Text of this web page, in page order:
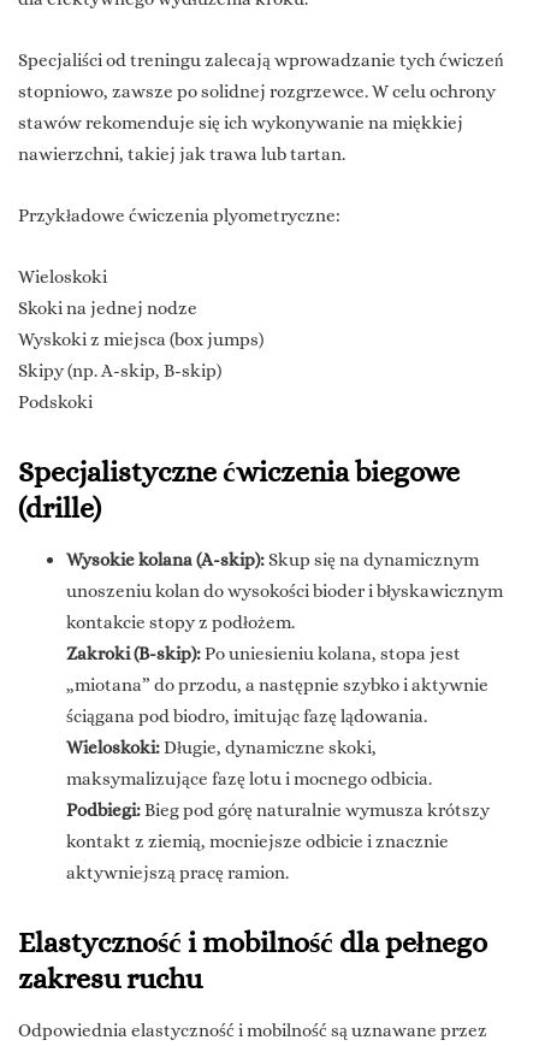
Specjaliści od treningu zalecają wprowadzanie tych ćwiczeń
stopniowo, zawsze po solidnej rozgrzewce. W celu ochrony
stawów rekomenduje się ich wykonywanie na miękkiej
nawierzchni, takiej jak trawa lub tartan.
Przykładowe ćwiczenia plyometryczne:
Wieloskoki
Skoki na jednej nodze
Wyskoki z miejsca (box jumps)
Skipy (np. A-skip, B-skip)
Podskoki
Specjalistyczne ćwiczenia biegowe
(drille)
Wysokie kolana (A-skip):Skup się na dynamicznym
unoszeniu kolan do wysokości bioder i błyskawicznym
kontakcie stopy z podłożem.
Zakroki (B-skip):Po uniesieniu kolana, stopa jest
„miotana” do przodu, a następnie szybko i aktywnie
ściągana pod biodro, imitując fazę lądowania.
Wieloskoki:Długie, dynamiczne skoki,
maksymalizujące fazę lotu i mocnego odbicia.
Podbiegi:Bieg pod górę naturalnie wymusza krótszy
kontakt z ziemią, mocniejsze odbicie i znacznie
aktywniejszą pracę ramion.
Elastyczność i mobilność dla pełnego
zakresu ruchu
Odpowiednia elastyczność i mobilność są uznawane przez